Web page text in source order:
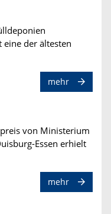
der ältesten
mehr
von Ministerium
Essen erhielt
mehr